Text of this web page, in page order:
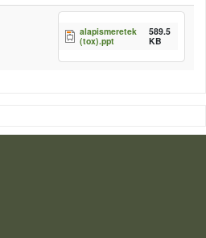
alapismeretek
(tox).ppt
589.5
KB